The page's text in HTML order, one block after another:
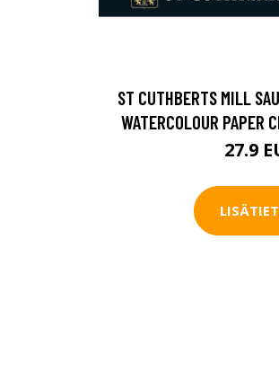
ST CUTHBERTS MILL
WATERCOLOUR PAPER
27.9